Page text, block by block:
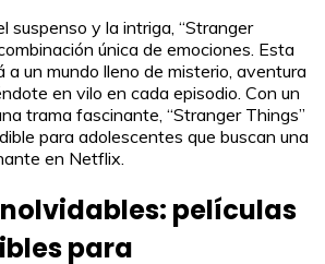
suspenso y la intriga, “Stranger
única de emociones. Esta
un mundo lleno de misterio, aventura
en vilo en cada episodio. Con un
trama fascinante, “Stranger Things”
para adolescentes que buscan una
en Netflix.
películas
para